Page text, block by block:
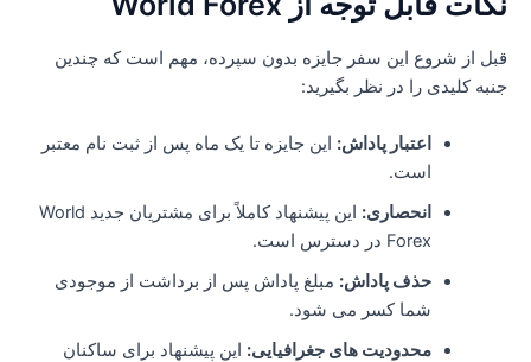
از شروع این سفر جایزه بدون سپرده، مهم است که چندین
کلیدی را در نظر بگیرید:
اعتبار پاداش: این جایزه تا یک ماه پس از ثبت نام معتبر
است.
انحصاری:
این پیشنهاد کاملاً برای مشتریان جدید World
Forex در دسترس است.
حذف پاداش: مبلغ پاداش پس از برداشت از موجودی
شما کسر می شود.
محدودیت های جغرافیایی:این پیشنهاد برای ساکنان